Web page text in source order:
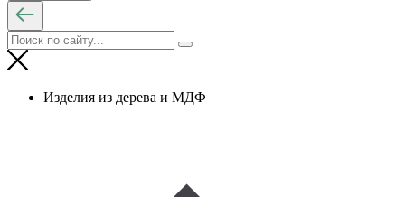
Изделия из дерева и МДФ